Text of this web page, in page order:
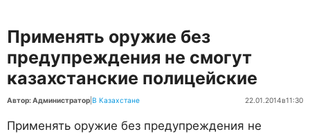
Применять оружие без
предупреждения не смогут
казахстанские полицейские
Автор: Администратор В Казахстане 22.01.2014в11:30
Применять оружие без предупреждения не